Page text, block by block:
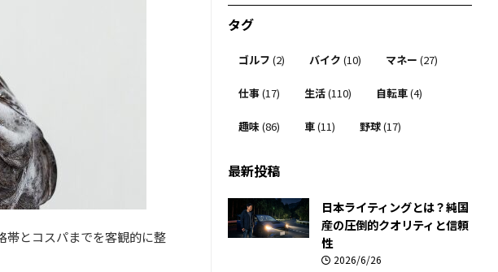
帯とコスパまでを客観的に整
タグ
ゴルフ (2) バイク (10) マネー (27)
仕事(17) 生活(110) 自転車(4)
趣味 (86) 車(11) 野球(17)
最新投稿
日本ライティングとは？純国
産の圧倒的クオリティと信頼
性
2026/6/26